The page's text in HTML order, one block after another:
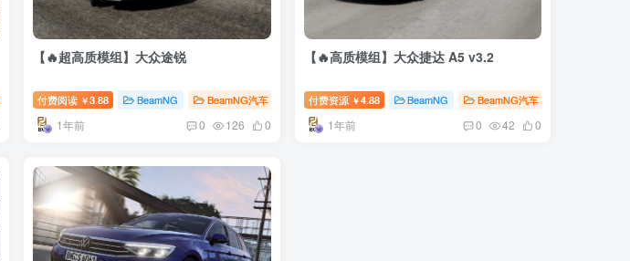
【🔥超高质模组】大众途锐
付费阅读 ￥3.88 BeamNG BeamNG汽车 会员专享
1年前 0 126 0
【🔥高质模组】大众捷达 A5 v3.2
付费资源 ￥4.88 BeamNG BeamNG汽车
1年前 0 42 0